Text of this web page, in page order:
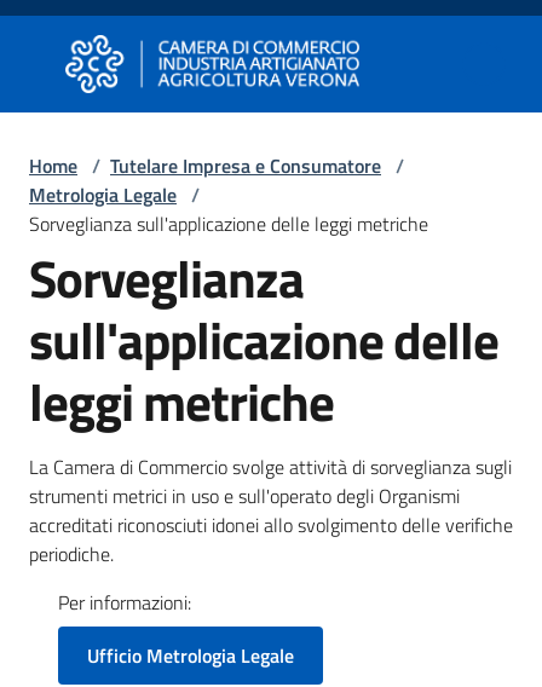
Vai al contenuto
Vai alla navigazione
Vai al footer
Camera di Commercio di Verona
Camera di Commercio di Verona
Avviare
Impresa
Gestire
Impresa
Promuovere
Impresa
e
Territorio
Tutelare
Impresa
Home / Tutelare Impresa e Consumatore /
Metrologia Legale /
Sorveglianza sull'applicazione delle leggi metriche
Sorveglianza
sull'applicazione delle
leggi metriche
La Camera di Commercio svolge attività di sorveglianza sugli
strumenti metrici in uso e sull'operato degli Organismi
accreditati riconosciuti idonei allo svolgimento delle verifiche
periodiche.
Per informazioni:
Ufficio Metrologia Legale